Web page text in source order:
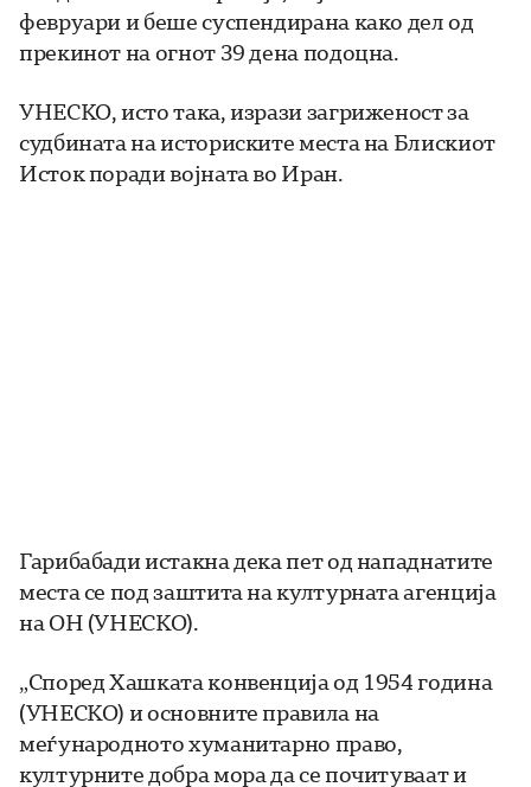
февруари и беше суспендирана како дел од
прекинот на огнот 39 дена подоцна.
УНЕСКО, исто така, изрази загриженост за
судбината на историските места на Блискиот
Исток поради војната во Иран.
Гарибабади истакна дека пет од нападнатите
места се под заштита на културната агенција
на ОН (УНЕСКО).
„Според Хашката конвенција од 1954 година
(УНЕСКО) и основните правила на
меѓународното хуманитарно право,
културните добра мора да се почитуваат и